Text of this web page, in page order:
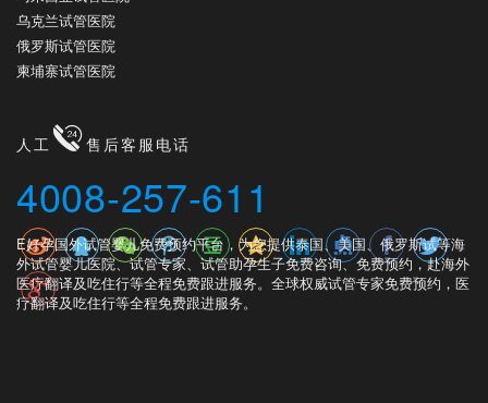
乌克兰试管医院
俄罗斯试管医院
柬埔寨试管医院
人工 售后客服电话
4008-257-611
E好孕国外试管婴儿免费预约平台，为您提供泰国、美国、俄罗斯试等海
外试管婴儿医院、试管专家、试管助孕生子免费咨询、免费预约，赴海外
医疗翻译及吃住行等全程免费跟进服务。全球权威试管专家免费预约，医
疗翻译及吃住行等全程免费跟进服务。